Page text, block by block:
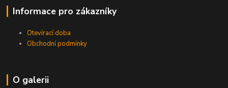
Informace pro zákazníky
Otevírací doba
Obchodní podmínky
O galerii